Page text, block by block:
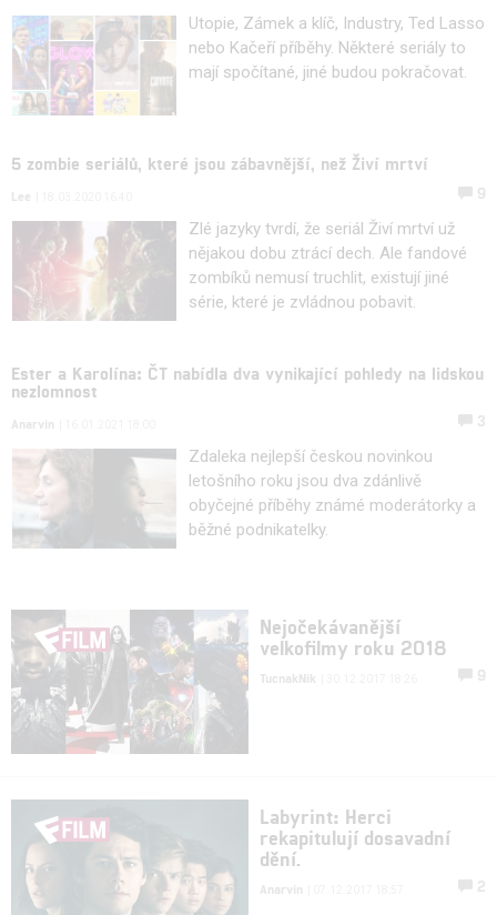
Utopie, Zámek a klíč, Industry, Ted Lasso
nebo Kačeří příběhy. Některé seriály to
mají spočítané, jiné budou pokračovat.
5 zombie seriálů, které jsou zábavnější, než Živí mrtví
Lee 9
Zlé jazyky tvrdí, že seriál Živí mrtví už
nějakou dobu ztrácí dech. Ale fandové
zombíků nemusí truchlit, existují jiné
série, které je zvládnou pobavit.
Ester a Karolína: ČT nabídla dva vynikající pohledy na lidskou
nezlomnost
Anarvin 3
Zdaleka nejlepší českou novinkou
letošního roku jsou dva zdánlivě
obyčejné příběhy známé moderátorky a
běžné podnikatelky.
Nejočekávanější
velkofilmy roku 2018
TucnakNik 9
Labyrint: Herci
rekapitulují dosavadní
dění.
Anarvin 2